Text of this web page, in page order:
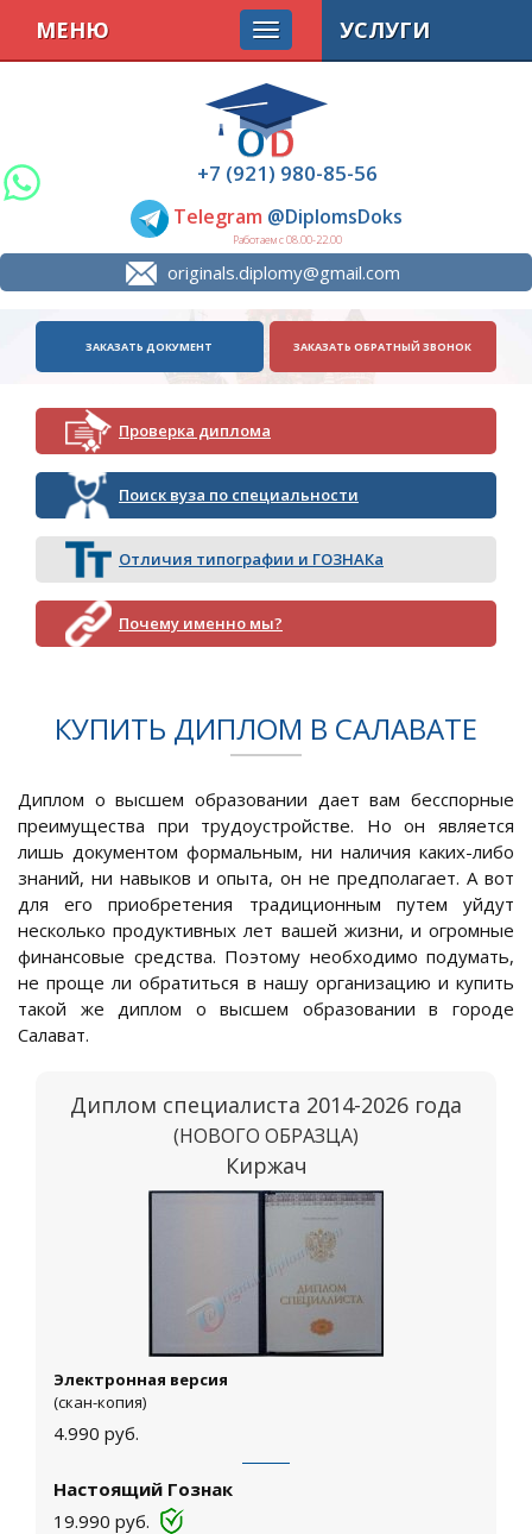
+7 (921) 980-85-56
Telegram @DiplomsDoks
Работаем с 08.00-22.00
originals.diplomy@gmail.com
МЕНЮ
ЗАКАЗАТЬ ДОКУМЕНТ ЗАКАЗАТЬ ОБРАТНЫЙ ЗВОНОК
Проверка диплома
Поиск вуза по специальности
Отличия типографии и ГОЗНАКа
Почему именно мы?
УСЛУГИ
КУПИТЬ ДИПЛОМ В САЛАВАТЕ
Диплом о высшем образовании дает вам бесспорные
преимущества при трудоустройстве. Но он является
лишь документом формальным, ни наличия каких-либо
знаний, ни навыков и опыта, он не предполагает. А вот
для его приобретения традиционным путем уйдут
несколько продуктивных лет вашей жизни, и огромные
финансовые средства. Поэтому необходимо подумать,
не проще ли обратиться в нашу организацию и купить
такой же диплом о высшем образовании в городе
Салават.
Диплом специалиста 2014-2026 года
(НОВОГО ОБРАЗЦА)
Киржач
Электронная версия
(скан-копия)
4.990 руб.
Настоящий Гознак
19.990 руб.